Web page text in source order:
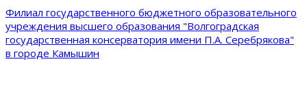
Филиал государственного бюджетного образовательного
учреждения высшего образования "Волгоградская
государственная консерватория имени П.А. Серебрякова"
в городе Камышин